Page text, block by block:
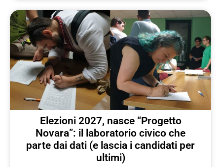
Elezioni 2027, nasce “Progetto
Novara”: il laboratorio civico che
parte dai dati (e lascia i candidati per
ultimi)